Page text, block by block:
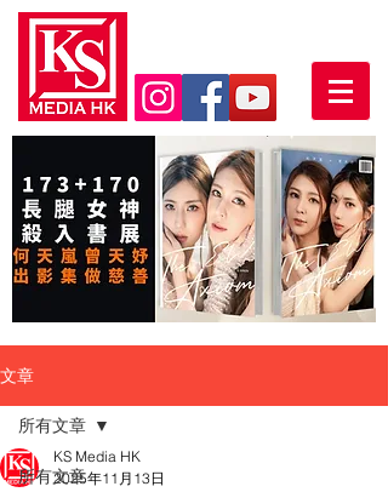
文章
所有文章
所有文章
KS Media HK
2025年11月13日